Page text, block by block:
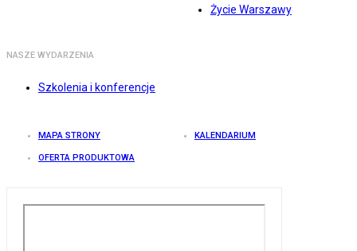
Życie Warszawy
NASZE WYDARZENIA
Szkolenia i konferencje
MAPA STRONY KALENDARIUM
OFERTA PRODUKTOWA